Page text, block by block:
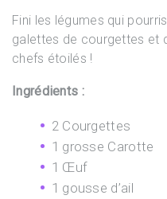
Fini les légumes qui
galettes de courgettes et
chefs étoilés !
Ingrédients :
2 Courgettes
1 grosse Carotte
1 Œuf
1 gousse d’ail